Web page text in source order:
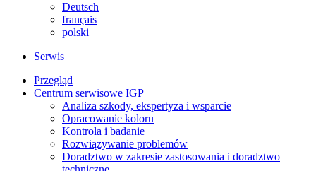
Deutsch
français
polski
Serwis
Przegląd
Centrum serwisowe IGP
Analiza szkody, ekspertyza i wsparcie
Opracowanie koloru
Kontrola i badanie
Rozwiązywanie problemów
Doradztwo w zakresie zastosowania i doradztwo